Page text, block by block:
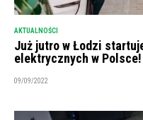
AKTUALNOŚCI
Już jutro w Łodzi
elektrycznych w Polsce!
09/09/2022